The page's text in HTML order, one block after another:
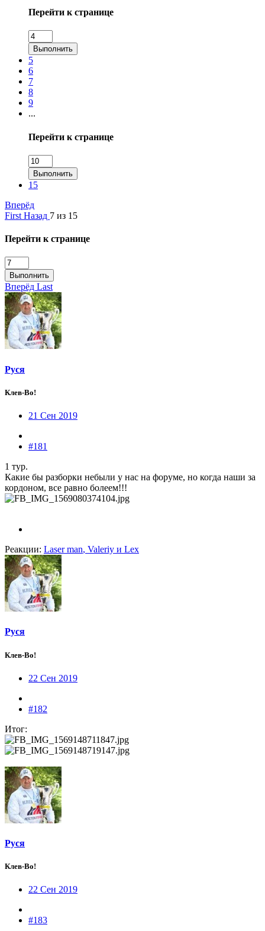
Перейти к странице
Выполнить
5
6
7
8
9
...
Перейти к странице
Выполнить
15
Вперёд
First Назад 7 из 15
Перейти к странице
Выполнить
Вперёд Last
Руся
Клев-Во!
21 Сен 2019
#181
1 тур.
Какие бы разборки небыли у нас на форуме, но когда наши за
кордоном, все равно болеем!!!
Реакции: Laser man, Valeriy и Lex
Руся
Клев-Во!
22 Сен 2019
#182
Итог:
Руся
Клев-Во!
22 Сен 2019
#183